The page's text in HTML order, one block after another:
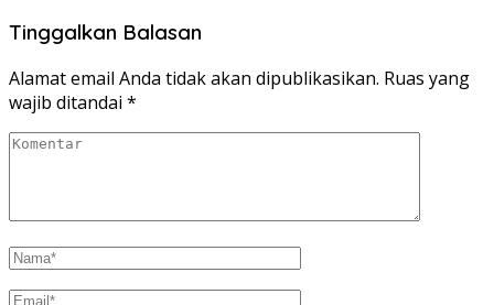
Tinggalkan Balasan
Alamat email Anda tidak akan dipublikasikan. Ruas yang
wajib ditandai *